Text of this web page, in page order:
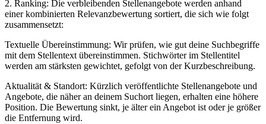
2. Ranking: Die verbleibenden Stellenangebote werden anhand
einer kombinierten Relevanzbewertung sortiert, die sich wie folgt
zusammensetzt:
Textuelle Übereinstimmung: Wir prüfen, wie gut deine Suchbegriffe
mit dem Stellentext übereinstimmen. Stichwörter im Stellentitel
werden am stärksten gewichtet, gefolgt von der Kurzbeschreibung.
Aktualität & Standort: Kürzlich veröffentlichte Stellenangebote und
Angebote, die näher an deinem Suchort liegen, erhalten eine höhere
Position. Die Bewertung sinkt, je älter ein Angebot ist oder je größer
die Entfernung wird.